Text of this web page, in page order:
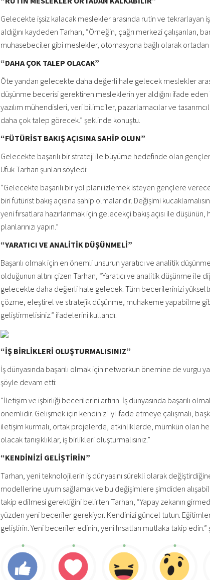
Gelecekte işsiz kalacak meslekler arasında rutin ve tekrarlayan
aldığını kaydeden Tarhan, “Örneğin, çağrı merkezi çalışanları,
muhasebeciler gibi meslekler, otomasyona bağlı olarak ortadan
“DAHA ÇOK TALEP OLACAK”
Öte yandan gelecekte daha değerli hale gelecek meslekler
düşünme becerisi gerektiren mesleklerin yer aldığını ifade eden
yazılım mühendisleri, veri bilimciler, pazarlamacılar ve
daha çok talep görecek.” şeklinde konuştu.
“FÜTÜRİST BAKIŞ AÇISINA SAHİP OLUN”
Gelecekte başarılı bir strateji ile büyüme hedefinde olan
Ufuk Tarhan şunları söyledi:
“Gelecekte başarılı bir yol planı izlemek isteyen gençlere
biri fütürist bakış açısına sahip olmalarıdır. Değişimi
yeni fırsatlara hazırlanmak için gelecekçi bakış açısı ile
planlarınızı yapın.”
“YARATICI VE ANALİTİK DÜŞÜNMELİ”
Başarılı olmak için en önemli unsurun yaratıcı ve analitik
olduğunun altını çizen Tarhan, “Yaratıcı ve analitik düşünme ile
gelecekte daha değerli hale gelecek. Tüm becerilerinizi
çözme, eleştirel ve stratejik düşünme, muhakeme yapabilme
geliştirmelisiniz.” ifadelerini kullandı.
“İŞ BİRLİKLERİ OLUŞTURMALISINIZ”
İş dünyasında başarılı olmak için networkun önemine de vurgu
şöyle devam etti:
“İletişim ve işbirliği becerilerini artırın. İş dünyasında başarılı
önemlidir. Gelişmek için kendinizi iyi ifade etmeye çalışmalı,
iletişim kurmalı, ortak projelerde, etkinliklerde, mümkün olan
olacak tanışıklıklar, iş birlikleri oluşturmalısınız.”
“KENDİNİZİ GELİŞTİRİN”
Tarhan, yeni teknolojilerin iş dünyasını sürekli olarak
modellerine uyum sağlamak ve bu değişimlere şimdiden
takip edilmesi gerektiğini belirten Tarhan, “Yapay zekanın
yüzden yeni beceriler gerekiyor. Kendinizi güncel tutun.
geliştirin. Yeni beceriler edinin, yeni fırsatları mutlaka takip edin.”